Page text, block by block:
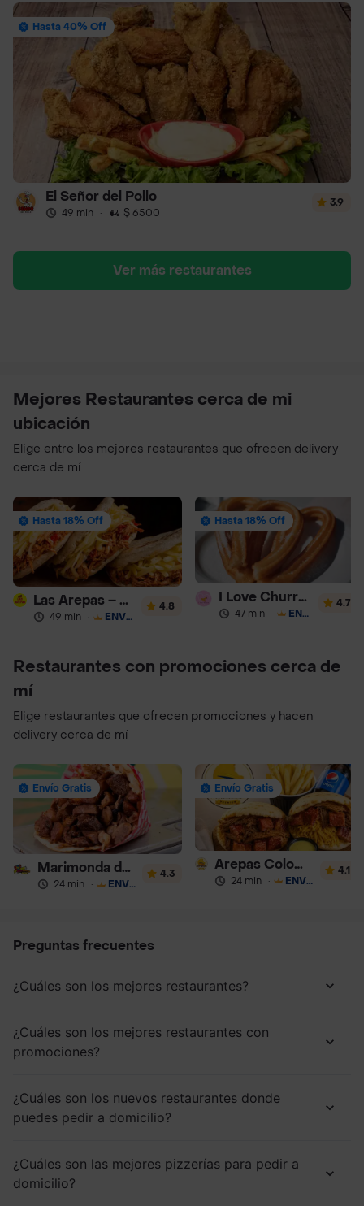
Hasta 40% Off
El Señor del Pollo
49 min · $ 6500
3.9
Ver más restaurantes
Mejores Restaurantes cerca de mi
ubicación
Elige entre los mejores restaurantes que ofrecen delivery
cerca de mí
Hasta 18% Off
Las Arepas – Arepas Rellenas
49 min · ENVÍO GRATIS
4.8
Hasta 18% Off
I Love Churros 95
47 min · ENVÍO GRATIS
4.7
Restaurantes con promociones cerca de
mí
Elige restaurantes que ofrecen promociones y hacen
delivery cerca de mí
Envío Gratis
Marimonda del Mono
24 min · ENVÍO GRATIS
4.3
Envío Gratis
Arepas Colombianas Premium
24 min · ENVÍO GRATIS
4.1
Preguntas frecuentes
¿Cuáles son los mejores restaurantes?
¿Cuáles son los mejores restaurantes con
promociones?
¿Cuáles son los nuevos restaurantes donde
puedes pedir a domicilio?
¿Cuáles son las mejores pizzerías para pedir a
domicilio?